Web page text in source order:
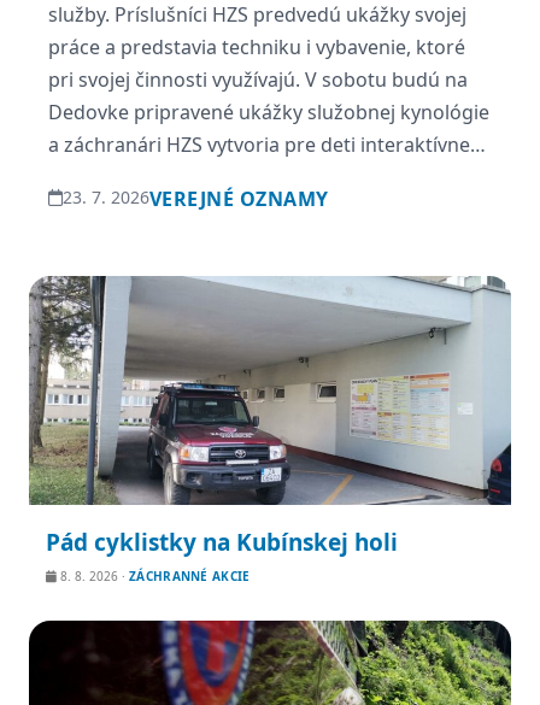
služby. Príslušníci HZS predvedú ukážky svojej
práce a predstavia techniku i vybavenie, ktoré
pri svojej činnosti využívajú. V sobotu budú na
Dedovke pripravené ukážky služobnej kynológie
a záchranári HZS vytvoria pre deti interaktívne
23. 7. 2026VEREJNÉ OZNAMY
Najnovšie aktuality
Pád cyklistky na Kubínskej holi
8. 8. 2026 · ZÁCHRANNÉ AKCIE